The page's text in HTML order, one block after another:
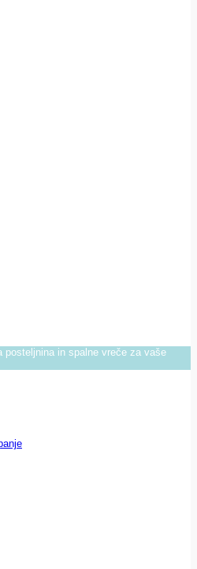
in spalne vreče za vaše